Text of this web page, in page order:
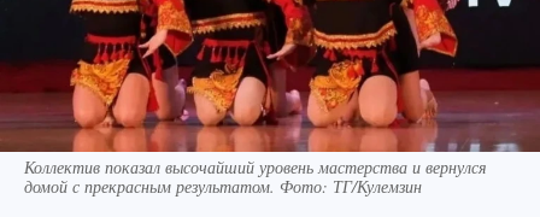
Коллектив показал высочайший уровень мастерства и вернулся
домой с прекрасным результатом. Фото: ТГ/Кулемзин